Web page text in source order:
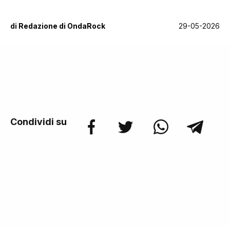
di Redazione di OndaRock 29-05-2026
Condividi su